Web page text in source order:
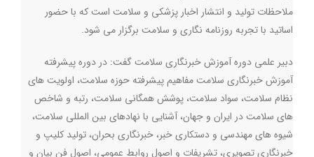
ملاحظات تولید و انتشار اخبار پزشکی و سلامت است که با حضور
اساتید با تجربه روزنامه نگاری و سلامت برگزار می شود.
دبیر علمی دوره آموزش خبرنگاری سلامت گفت: در دوره پیشرفته
آموزش خبرنگاری سلامت مفاهیم پیشرفته حوزه سلامت، اولویت های
نظام سلامت، سواد سلامت، پوشش همگانی سلامت، رتبه و شاخص
های سلامت در ایران و جهان، آشنایی با نهادهای بین المللی سلامت،
شیوه های مهندسی و دستکاری خبر، خبرنگاری بحران، تولید کلیپ و
خبرنگاری تصویری، تشریفات و اصول روابط عمومی، اصول فن بیان و